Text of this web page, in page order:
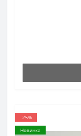
-25%
Новинка